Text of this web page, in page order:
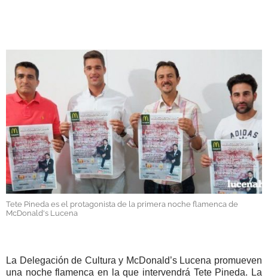
NECROLÓGICAS
GALERÍAS
Tete Pineda es el protagonista de la primera noche flamenca de
McDonald's Lucena
La Delegación de Cultura y McDonald’s Lucena promueven
una noche flamenca en la que intervendrá Tete Pineda. La